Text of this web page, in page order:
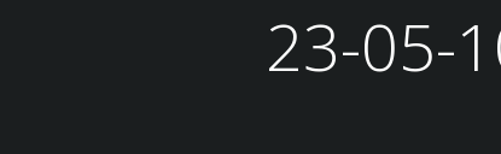
23-05-